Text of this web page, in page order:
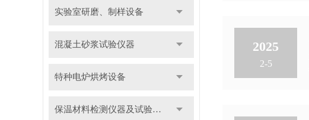
实验室研磨、制样设备
混凝土砂浆试验仪器
特种电炉烘烤设备
保温材料检测仪器及试验装置
2025
2-5